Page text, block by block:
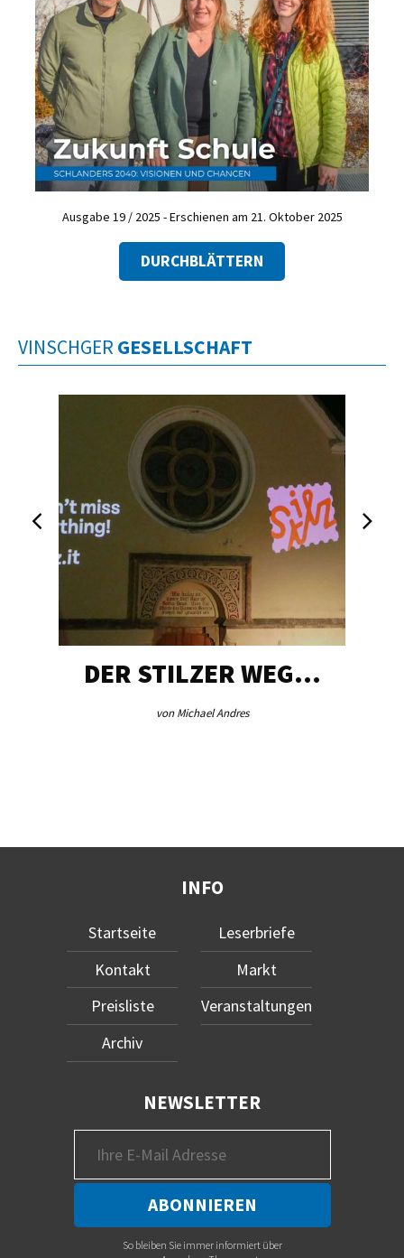
Ausgabe 19 / 2025 - Erschienen am 21. Oktober 2025
DURCHBLÄTTERN
VINSCHGER GESELLSCHAFT
DER STILZER WEG…
von Michael Andres
INFO
Startseite
Kontakt
Preisliste
Archiv
Leserbriefe
Markt
Veranstaltungen
NEWSLETTER
So bleiben Sie immer informiert über